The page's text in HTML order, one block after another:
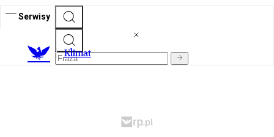
Serwisy
Klimat